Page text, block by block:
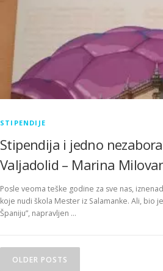
STIPENDIJE
Stipendija i jedno
Valjadolid – Marina
Posle veoma teške godine za sve nas,
koje nudi škola Mester iz Salamanke. Ali, bio
Španiju”, napravljen …
Posts navigation
OLDER POSTS